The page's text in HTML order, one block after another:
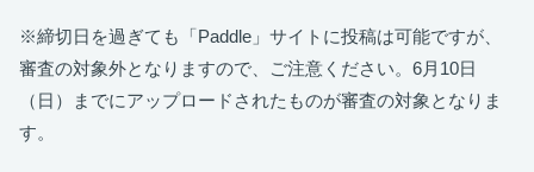
※締切日を過ぎても「Paddle」サイトに投稿は可能ですが、
審査の対象外となりますので、ご注意ください。6月10日
（日）までにアップロードされたものが審査の対象となりま
す。